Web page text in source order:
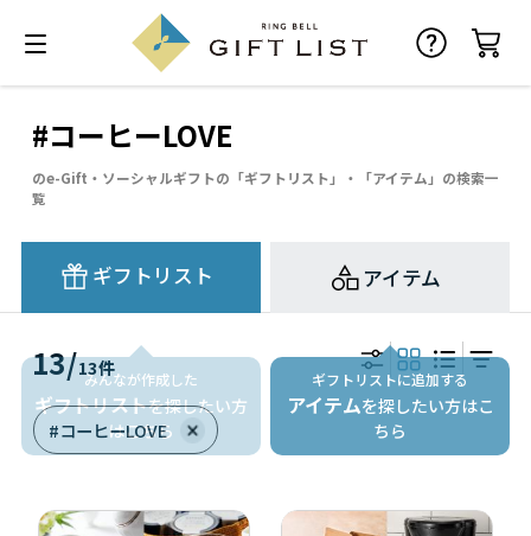
#コーヒーLOVE
のe-Gift・ソーシャルギフトの「ギフトリスト」・「アイテム」の検索一
覧
ギフトリスト アイテム
ギフトリストに追加する
アイテムを探したい方はこ
ちら
13/13件
#コーヒーLOVE